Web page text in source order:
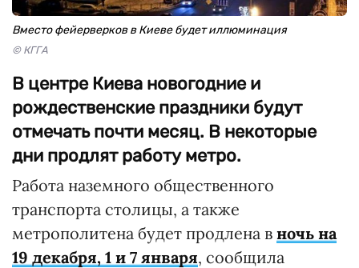
Вместо фейерверков в Киеве будет иллюминация
© КГГА
В центре Киева новогодние и
рождественские праздники будут
отмечать почти месяц. В некоторые
дни продлят работу метро.
Работа наземного общественного
транспорта столицы, а также
метрополитена будет продлена в ночь на
19 декабря, 1 и 7 января, сообщила